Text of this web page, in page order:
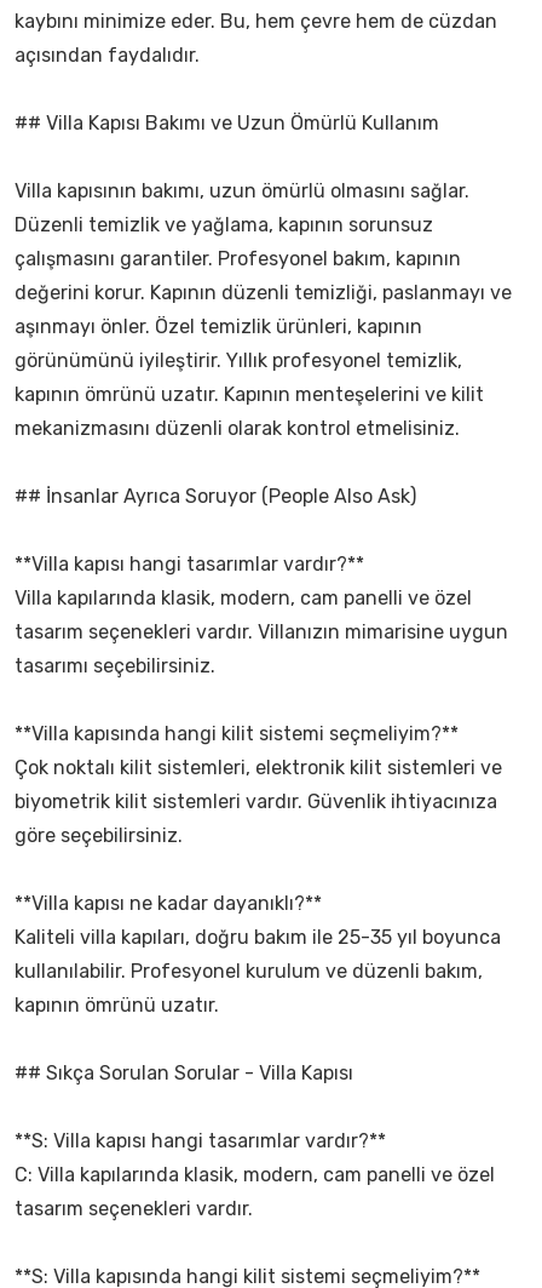
kaybını minimize eder. Bu, hem çevre hem de cüzdan
açısından faydalıdır.
## Villa Kapısı Bakımı ve Uzun Ömürlü Kullanım
Villa kapısının bakımı, uzun ömürlü olmasını sağlar.
Düzenli temizlik ve yağlama, kapının sorunsuz
çalışmasını garantiler. Profesyonel bakım, kapının
değerini korur. Kapının düzenli temizliği, paslanmayı ve
aşınmayı önler. Özel temizlik ürünleri, kapının
görünümünü iyileştirir. Yıllık profesyonel temizlik,
kapının ömrünü uzatır. Kapının menteşelerini ve kilit
mekanizmasını düzenli olarak kontrol etmelisiniz.
## İnsanlar Ayrıca Soruyor (People Also Ask)
**Villa kapısı hangi tasarımlar vardır?**
Villa kapılarında klasik, modern, cam panelli ve özel
tasarım seçenekleri vardır. Villanızın mimarisine uygun
tasarımı seçebilirsiniz.
**Villa kapısında hangi kilit sistemi seçmeliyim?**
Çok noktalı kilit sistemleri, elektronik kilit sistemleri ve
biyometrik kilit sistemleri vardır. Güvenlik ihtiyacınıza
göre seçebilirsiniz.
**Villa kapısı ne kadar dayanıklı?**
Kaliteli villa kapıları, doğru bakım ile 25-35 yıl boyunca
kullanılabilir. Profesyonel kurulum ve düzenli bakım,
kapının ömrünü uzatır.
## Sıkça Sorulan Sorular - Villa Kapısı
**S: Villa kapısı hangi tasarımlar vardır?**
C: Villa kapılarında klasik, modern, cam panelli ve özel
tasarım seçenekleri vardır.
**S: Villa kapısında hangi kilit sistemi seçmeliyim?**